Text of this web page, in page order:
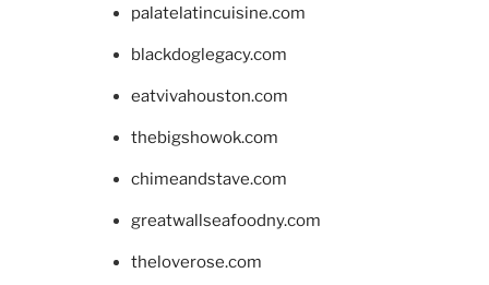
palatelatincuisine.com
blackdoglegacy.com
eatvivahouston.com
thebigshowok.com
chimeandstave.com
greatwallseafoodny.com
theloverose.com